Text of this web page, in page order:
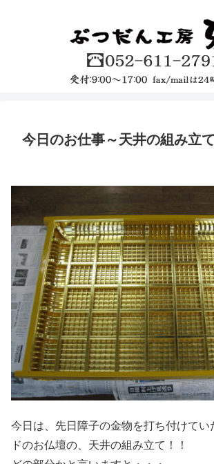
今日のお仕事～天井の組み立
今日は、先日障子の金物を打ち付けてい
ドのお仏壇の、天井の組み立て！！